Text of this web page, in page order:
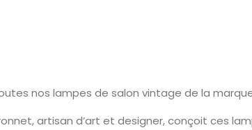
nos lampes de salon vintage de la
artisan d’art et designer, conçoit ces